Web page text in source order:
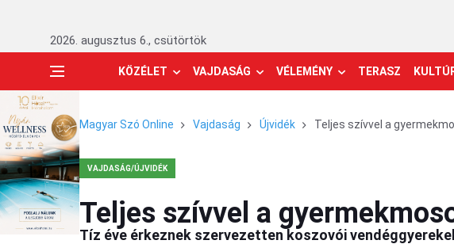
2026. augusztus 6., csütörtök
KÖZÉLET VAJDASÁG VÉLEMÉNY TERASZ
Magyar Szó Online Vajdaság Újvidék Teljes szívvel a
VAJDASÁG/ÚJVIDÉK
Teljes szívvel a
Tíz éve érkeznek szervezetten koszovói